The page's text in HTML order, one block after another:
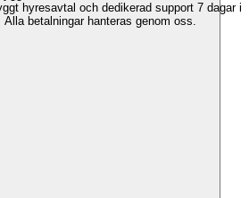
hyresavtal och dedikerad support 7 dagar i
Alla betalningar hanteras genom oss.